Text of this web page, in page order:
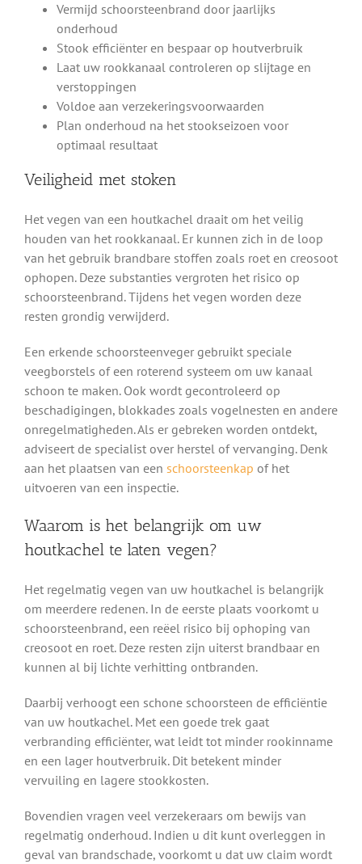
Vermijd schoorsteenbrand door jaarlijks
onderhoud
Stook efficiënter en bespaar op houtverbruik
Laat uw rookkanaal controleren op slijtage en
verstoppingen
Voldoe aan verzekeringsvoorwaarden
Plan onderhoud na het stookseizoen voor
optimaal resultaat
Veiligheid met stoken
Het vegen van een houtkachel draait om het veilig
houden van het rookkanaal. Er kunnen zich in de loop
van het gebruik brandbare stoffen zoals roet en creosoot
ophopen. Deze substanties vergroten het risico op
schoorsteenbrand. Tijdens het vegen worden deze
resten grondig verwijderd.
Een erkende schoorsteenveger gebruikt speciale
veegborstels of een roterend systeem om uw kanaal
schoon te maken. Ook wordt gecontroleerd op
beschadigingen, blokkades zoals vogelnesten en andere
onregelmatigheden. Als er gebreken worden ontdekt,
adviseert de specialist over herstel of vervanging. Denk
aan het plaatsen van een schoorsteenkap of het
uitvoeren van een inspectie.
Waarom is het belangrijk om uw
houtkachel te laten vegen?
Het regelmatig vegen van uw houtkachel is belangrijk
om meerdere redenen. In de eerste plaats voorkomt u
schoorsteenbrand, een reëel risico bij ophoping van
creosoot en roet. Deze resten zijn uiterst brandbaar en
kunnen al bij lichte verhitting ontbranden.
Daarbij verhoogt een schone schoorsteen de efficiëntie
van uw houtkachel. Met een goede trek gaat
verbranding efficiënter, wat leidt tot minder rookinname
en een lager houtverbruik. Dit betekent minder
vervuiling en lagere stookkosten.
Bovendien vragen veel verzekeraars om bewijs van
regelmatig onderhoud. Indien u dit kunt overleggen in
geval van brandschade, voorkomt u dat uw claim wordt